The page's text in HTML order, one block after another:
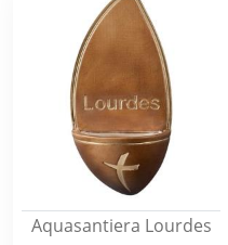
Aquasantiera Lourdes